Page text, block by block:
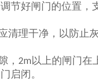
节好闸门的位置，
清理干净，以防止
， 2m 以上的闸门在
启闭。